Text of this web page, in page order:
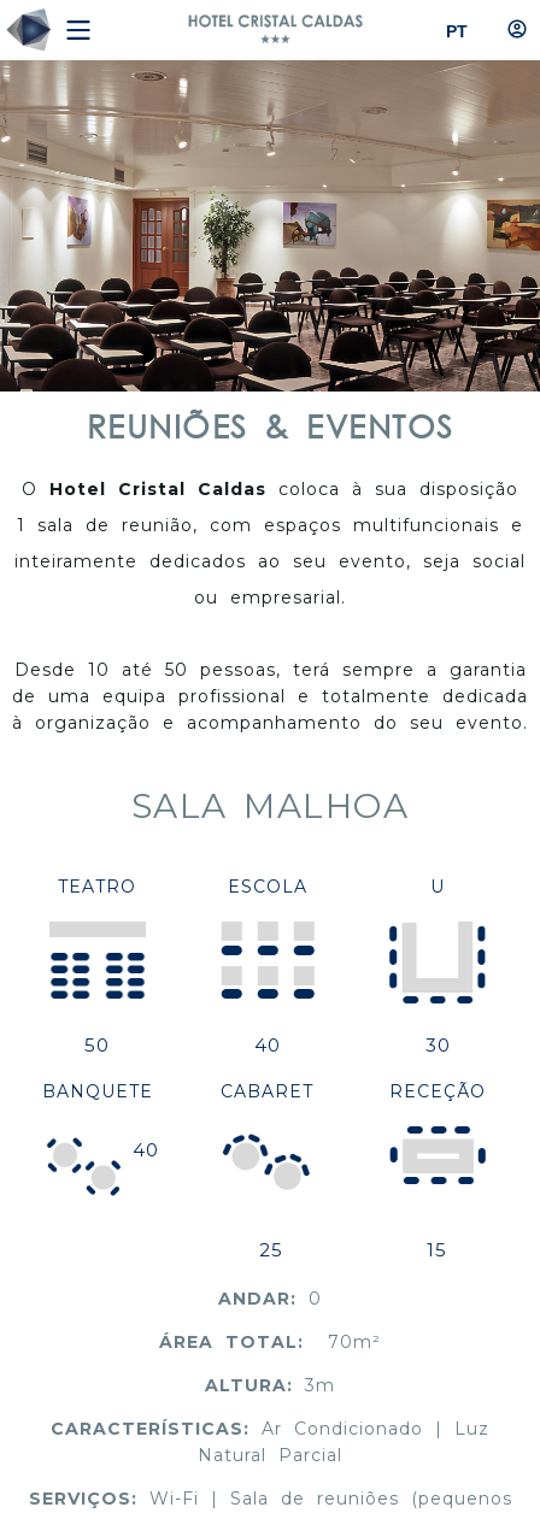
PT
REUNIÕES & EVENTOS
O Hotel Cristal Caldas coloca à sua disposição
1 sala de reunião, com espaços multifuncionais e
inteiramente dedicados ao seu evento, seja social
ou empresarial.
Desde 10 até 50 pessoas, terá sempre a garantia
de uma equipa profissional e totalmente dedicada
à organização e acompanhamento do seu evento.
SALA MALHOA
TEATRO
50
ESCOLA
40
U
30
BANQUETE
40
CABARET
25
RECEÇÃO
15
ANDAR: 0
ÁREA TOTAL: 70m²
ALTURA: 3m
CARACTERÍSTICAS: Ar Condicionado | Luz
Natural Parcial
SERVIÇOS: Wi-Fi | Sala de reuniões (pequenos